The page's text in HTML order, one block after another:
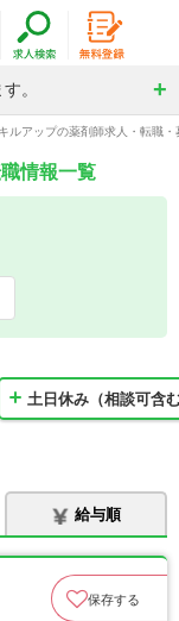
。
ルアップの薬剤師求人・転職・
情報一覧
土日休み（相談可含
給与順
保存する